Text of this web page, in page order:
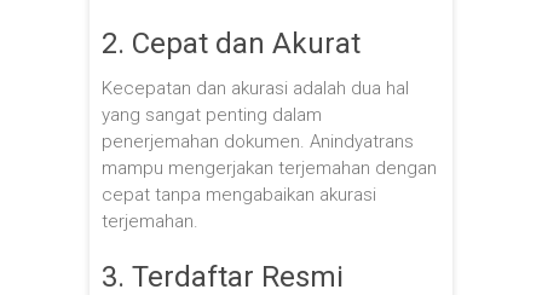
2. Cepat dan Akurat
Kecepatan dan akurasi adalah dua hal
yang sangat penting dalam
penerjemahan dokumen. Anindyatrans
mampu mengerjakan terjemahan dengan
cepat tanpa mengabaikan akurasi
terjemahan.
3. Terdaftar Resmi